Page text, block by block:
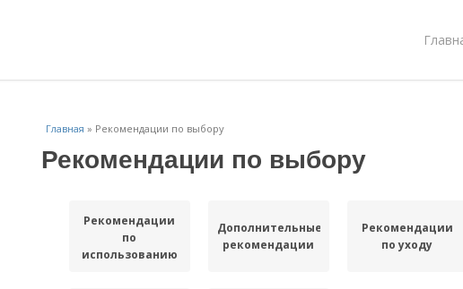
Главная » Рекомендации по выбору
Рекомендации по выбору
Рекомендации
по
использованию
Дополнительные
рекомендации
Рекомендации
по уходу